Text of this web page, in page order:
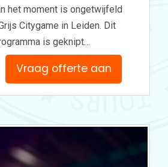
het moment is ongetwijfeld
Citygame in Leiden. Dit
is geknipt…
Vraag offerte aan